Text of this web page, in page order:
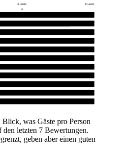
3 Gäste
6 Gäste
3
was Gäste pro Person
den letzten 7 Bewertungen.
geben aber einen guten